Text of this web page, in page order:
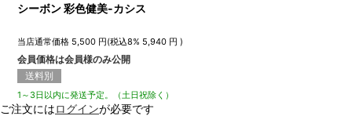
シーボン 彩色健美-カシス
当店通常価格 5,500 円(税込8% 5,940 円 )
会員価格は会員様のみ公開
送料別
1～3日以内に発送予定。（土日祝除く）
ご注文にはログインが必要です